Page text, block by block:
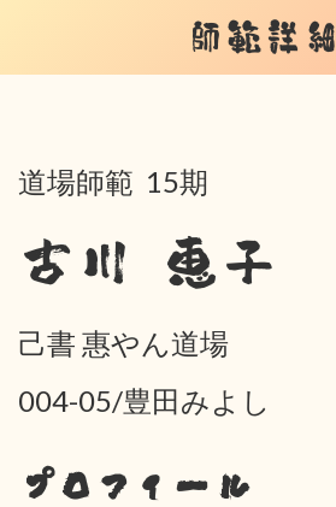
師範詳細
道場師範 15期
古川 恵子
己書 惠やん道場
004-05/豊田みよし
プロフィール